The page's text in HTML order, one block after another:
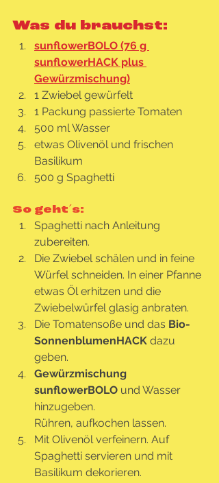
Was du brauchst:
sunflowerBOLO (76 g
sunflowerHACK plus
Gewürzmischung)
1 Zwiebel gewürfelt
1 Packung passierte Tomaten
500 ml Wasser
etwas Olivenöl und frischen
Basilikum
500 g Spaghetti
So geht´s:
Spaghetti nach Anleitung
zubereiten.
Die Zwiebel schälen und in feine
Würfel schneiden. In einer Pfanne
etwas Öl erhitzen und die
Zwiebelwürfel glasig anbraten.
Die Tomatensoße und das Bio-
SonnenblumenHACK dazu
geben.
Gewürzmischung
sunflowerBOLO und Wasser
hinzugeben.
Rühren, aufkochen lassen.
Mit Olivenöl verfeinern. Auf
Spaghetti servieren und mit
Basilikum dekorieren.